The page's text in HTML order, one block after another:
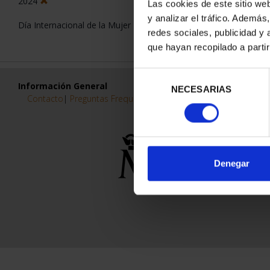
Las cookies de este sitio
y analizar el tráfico.
redes sociales, publicidad y
que hayan recopilado a
consentimiento
NECESARIAS
Denegar
Día Internacional de la Mujer
Información General
Contacto | Preguntas Frequentes (FAQs)